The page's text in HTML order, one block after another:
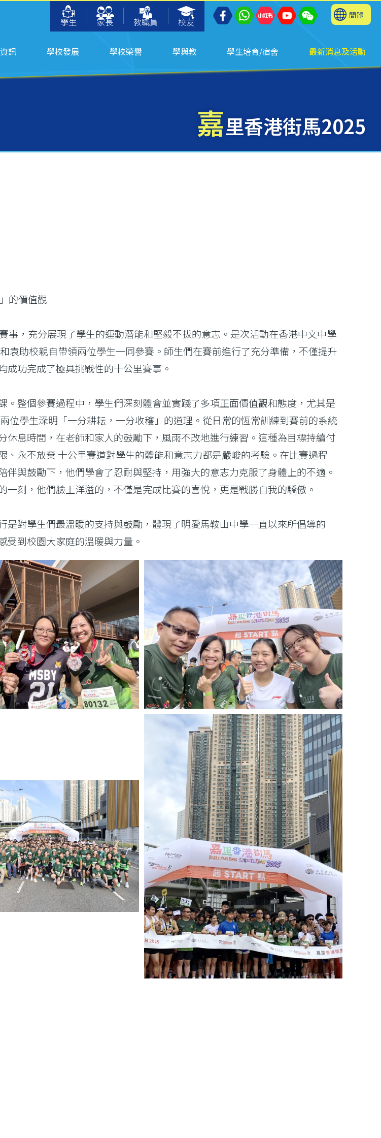
學生
家長 教職員 校友
簡體
訊 學校發展 學校榮譽 學與教 學生培育/宿舍 最新消息及活動
嘉里香港街馬2025
的價值觀
事，充分展現了學生的運動潛能和堅毅不拔的意志。是次活動在香港中文中學
袁助校親自帶領兩位學生一同參賽。師生們在賽前進行了充分準備，不僅提升
功完成了極具挑戰性的十公里賽事。
。整個參賽過程中，學生們深刻體會並實踐了多項正面價值觀和態度，尤其是
位學生深明「一分耕耘，一分收穫」的道理。從日常的恆常訓練到賽前的系統
息時間，在老師和家人的鼓勵下，風雨不改地進行練習。這種為目標持續付
永不放棄 十公里賽道對學生的體能和意志力都是嚴峻的考驗。在比賽過程
與鼓勵下，他們學會了忍耐與堅持，用強大的意志力克服了身體上的不適。
刻，他們臉上洋溢的，不僅是完成比賽的喜悅，更是戰勝自我的驕傲。
對學生們最溫暖的支持與鼓勵，體現了明愛馬鞍山中學一直以來所倡導的
受到校園大家庭的溫暖與力量。